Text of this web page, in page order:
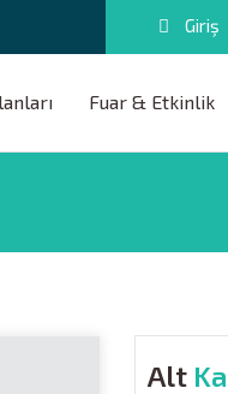
Giriş
Fuar & Etkinlik
Alt